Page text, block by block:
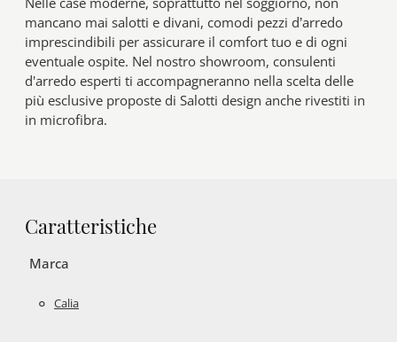
mancano mai salotti e divani, comodi pezzi d’arredo
imprescindibili per assicurare il comfort tuo e di ogni
eventuale ospite. Nel nostro showroom, consulenti
d'arredo esperti ti accompagneranno nella scelta delle
più esclusive proposte di Salotti design anche rivestiti in
in microfibra.
Caratteristiche
Marca
Calia